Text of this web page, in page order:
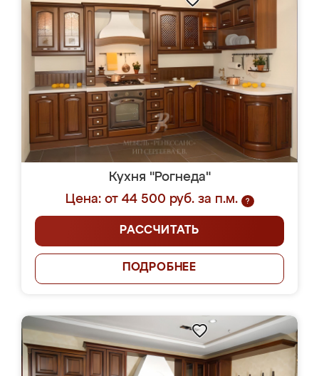
Кухня "Рогнеда"
Цена: от 44 500 руб. за п.м.
?
РАССЧИТАТЬ
ПОДРОБНЕЕ